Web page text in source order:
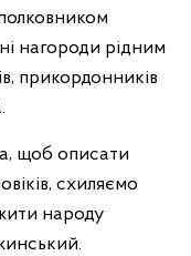
нагороди рідним
прикордонників
щоб описати
схиляємо
народу